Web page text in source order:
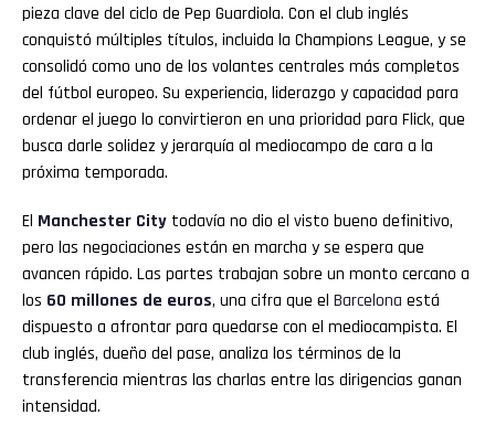
pieza clave del ciclo de Pep Guardiola. Con el club inglés
conquistó múltiples títulos, incluida la Champions League, y se
consolidó como uno de los volantes centrales más completos
del fútbol europeo. Su experiencia, liderazgo y capacidad para
ordenar el juego lo convirtieron en una prioridad para Flick, que
busca darle solidez y jerarquía al mediocampo de cara a la
próxima temporada.
El Manchester City todavía no dio el visto bueno definitivo,
pero las negociaciones están en marcha y se espera que
avancen rápido. Las partes trabajan sobre un monto cercano a
los 60 millones de euros, una cifra que el Barcelona está
dispuesto a afrontar para quedarse con el mediocampista. El
club inglés, dueño del pase, analiza los términos de la
transferencia mientras las charlas entre las dirigencias ganan
intensidad.